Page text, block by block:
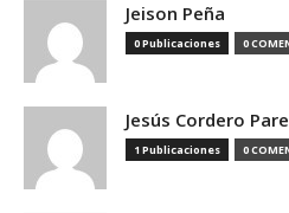
Jeison Peña
0 Publicaciones 0
Jesús Cordero
1 Publicaciones 0